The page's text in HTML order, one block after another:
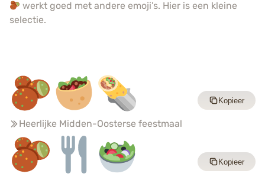
werkt goed met andere emoji’s. Hier is een kleine
selectie.
Heerlijke Midden-Oosterse feestmaal
Kopieer
Kopieer